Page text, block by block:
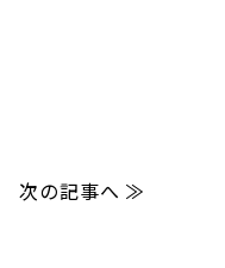
次の記事へ ≫